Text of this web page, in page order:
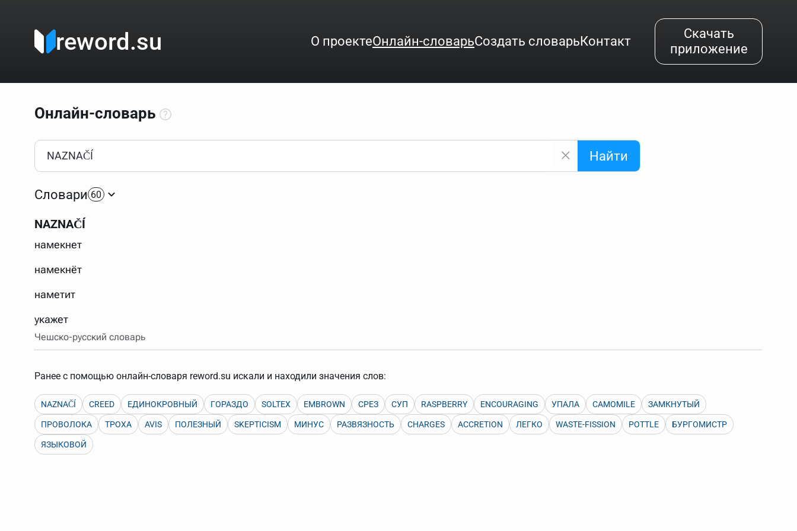
reword.su О проектеОнлайн-словарьСоздать словарьКонтакт
Скачать
приложение
Онлайн-словарь
Как пользоваться онлайн-словарём?
Прежде всего, начните вводить слово, значение которого интересует. Система автоматически подберёт варианты по начальным буквам и покажет их во всплывающем меню.
Если точное написание слова неизвестно (как в кроссворде), неизвестную букву можно заменить подстановочным знаком звёздочкой (*), а несколько неизвестных букв —
Для более сложных случаев существует возможность указывать несколько слов в запросе. Например, если написать в строке запроса "Пушкин поэт" и нажать "Найти", выведутся
Найти
Словари 60
NAZNAČÍ
намекнет
намекнёт
наметит
укажет
Чешско-русский словарь
Ранее с помощью онлайн-словаря reword.su искали и находили значения слов:
NAZNAČÍ CREED ЕДИНОКРОВНЫЙ ГОРАЗДО SOLTEX EMBROWN СРЕЗ СУП RASPBERRY ENCOURAGING УПАЛА CAMOMILE ЗАМКНУТЫЙ
ПРОВОЛОКА ТРОХА AVIS ПОЛЕЗНЫЙ SKEPTICISM МИНУС РАЗВЯЗНОСТЬ CHARGES ACCRETION ЛЕГКО WASTE-FISSION POTTLE БУРГОМИСТР
ЯЗЫКОВОЙ